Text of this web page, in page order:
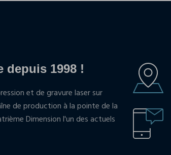
depuis 1998 !
et de gravure laser sur
de production à la pointe de la
Dimension l'un des actuels